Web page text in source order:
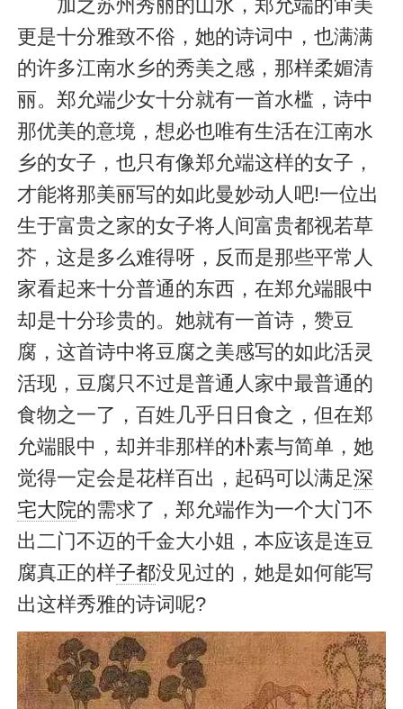
加之苏州秀丽的山水，郑允端的审美
更是十分雅致不俗，她的诗词中，也满满
的许多江南水乡的秀美之感，那样柔媚清
丽。郑允端少女十分就有一首水槛，诗中
那优美的意境，想必也唯有生活在江南水
乡的女子，也只有像郑允端这样的女子，
才能将那美丽写的如此曼妙动人吧!一位出
生于富贵之家的女子将人间富贵都视若草
芥，这是多么难得呀，反而是那些平常人
家看起来十分普通的东西，在郑允端眼中
却是十分珍贵的。她就有一首诗，赞豆
腐，这首诗中将豆腐之美感写的如此活灵
活现，豆腐只不过是普通人家中最普通的
食物之一了，百姓几乎日日食之，但在郑
允端眼中，却并非那样的朴素与简单，她
觉得一定会是花样百出，起码可以满足深
宅大院的需求了，郑允端作为一个大门不
出二门不迈的千金大小姐，本应该是连豆
腐真正的样子都没见过的，她是如何能写
出这样秀雅的诗词呢?